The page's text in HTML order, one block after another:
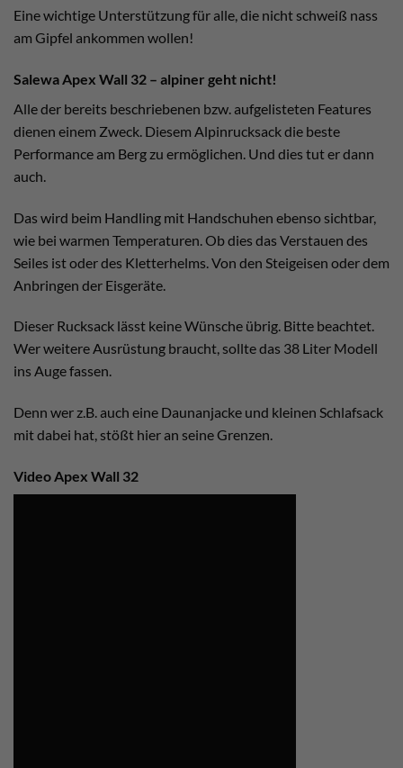
Eine wichtige Unterstützung für alle, die nicht schweiß nass
am Gipfel ankommen wollen!
Salewa Apex Wall 32 – alpiner geht nicht!
Alle der bereits beschriebenen bzw. aufgelisteten Features
dienen einem Zweck. Diesem Alpinrucksack die beste
Performance am Berg zu ermöglichen. Und dies tut er dann
auch.
Das wird beim Handling mit Handschuhen ebenso sichtbar,
wie bei warmen Temperaturen. Ob dies das Verstauen des
Seiles ist oder des Kletterhelms. Von den Steigeisen oder dem
Anbringen der Eisgeräte.
Dieser Rucksack lässt keine Wünsche übrig. Bitte beachtet.
Wer weitere Ausrüstung braucht, sollte das 38 Liter Modell
ins Auge fassen.
Denn wer z.B. auch eine Daunanjacke und kleinen Schlafsack
mit dabei hat, stößt hier an seine Grenzen.
Video Apex Wall 32